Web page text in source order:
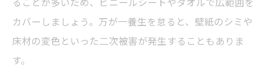
カバーしましょう。万が一養生を怠ると、壁紙のシミや
床材の変色といった二次被害が発生することもありま
す。